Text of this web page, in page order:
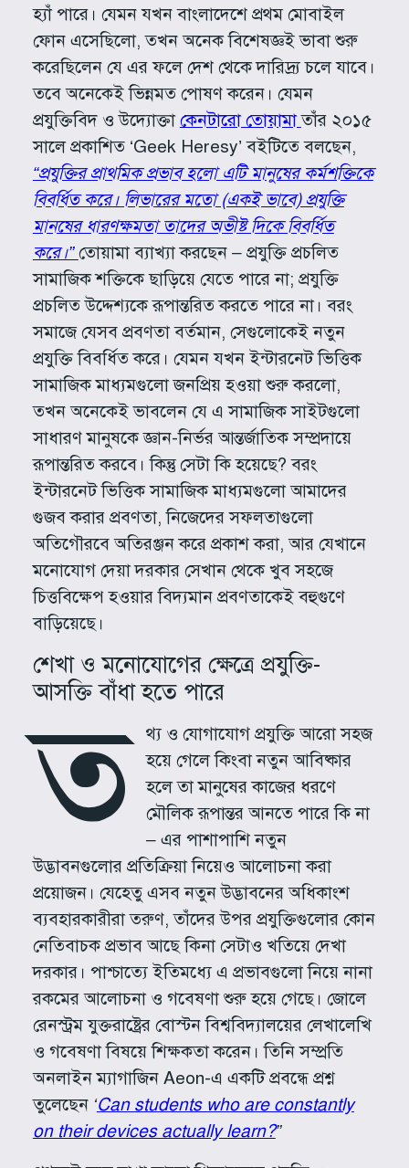
হ্যাঁ পারে। যেমন যখন বাংলাদেশে প্রথম মোবাইল
ফোন এসেছিলো, তখন অনেক বিশেষজ্ঞই ভাবা শুরু
করেছিলেন যে এর ফলে দেশ থেকে দারিদ্র্য চলে যাবে।
তবে অনেকেই ভিন্নমত পোষণ করেন। যেমন
প্রযুক্তিবিদ ও উদ্যোক্তাকেনটারো তোয়ামাতাঁর ২০১৫
সালে প্রকাশিত ‘Geek Heresy’ বইটিতে বলছেন,
“প্রযুক্তির প্রাথমিক প্রভাব হলো এটি মানুষের কর্মশক্তিকে
বিবর্ধিত করে। লিভারের মতো (একই ভাবে) প্রযুক্তি
মানষের ধারণক্ষমতা তাদের অভীষ্ট দিকে বিবর্ধিত
করে।”তোয়ামা ব্যাখ্যা করছেন – প্রযুক্তি প্রচলিত
সামাজিক শক্তিকে ছাড়িয়ে যেতে পারে না; প্রযুক্তি
প্রচলিত উদ্দেশ্যকে রূপান্তরিত করতে পারে না। বরং
সমাজে যেসব প্রবণতা বর্তমান, সেগুলোকেই নতুন
প্রযুক্তি বিবর্ধিত করে। যেমন যখন ইন্টারনেট ভিত্তিক
সামাজিক মাধ্যমগুলো জনপ্রিয় হওয়া শুরু করলো,
তখন অনেকেই ভাবলেন যে এ সামাজিক সাইটগুলো
সাধারণ মানুষকে জ্ঞান-নির্ভর আন্তর্জাতিক সম্প্রদায়ে
রূপান্তরিত করবে। কিন্তু সেটা কি হয়েছে? বরং
ইন্টারনেট ভিত্তিক সামাজিক মাধ্যমগুলো আমাদের
গুজব করার প্রবণতা, নিজেদের সফলতাগুলো
অতিগৌরবে অতিরঞ্জন করে প্রকাশ করা, আর যেখানে
মনোযোগ দেয়া দরকার সেখান থেকে খুব সহজে
চিত্তবিক্ষেপ হওয়ার বিদ্যমান প্রবণতাকেই বহুগুণে
বাড়িয়েছে।
শেখা ও মনোযোগের ক্ষেত্রে প্রযুক্তি-
আসক্তি বাঁধা হতে পারে
ত
থ্য ও যোগাযোগ প্রযুক্তি আরো সহজ
হয়ে গেলে কিংবা নতুন আবিষ্কার
হলে তা মানুষের কাজের ধরণে
মৌলিক রূপান্তর আনতে পারে কি না
– এর পাশাপাশি নতুন
উদ্ভাবনগুলোর প্রতিক্রিয়া নিয়েও আলোচনা করা
প্রয়োজন। যেহেতু এসব নতুন উদ্ভাবনের অধিকাংশ
ব্যবহারকারীরা তরুণ, তাঁদের উপর প্রযুক্তিগুলোর কোন
নেতিবাচক প্রভাব আছে কিনা সেটাও খতিয়ে দেখা
দরকার। পাশ্চাত্যে ইতিমধ্যে এ প্রভাবগুলো নিয়ে নানা
রকমের আলোচনা ও গবেষণা শুরু হয়ে গেছে। জোলে
রেনস্ট্রম যুক্তরাষ্ট্রের বোস্টন বিশ্ববিদ্যালয়ের লেখালেখি
ও গবেষণা বিষয়ে শিক্ষকতা করেন। তিনি সম্প্রতি
অনলাইন ম্যাগাজিন Aeon-এ একটি প্রবন্ধে প্রশ্ন
তুলেছেন ‘Can students who are constantly
on their devices actually learn?”